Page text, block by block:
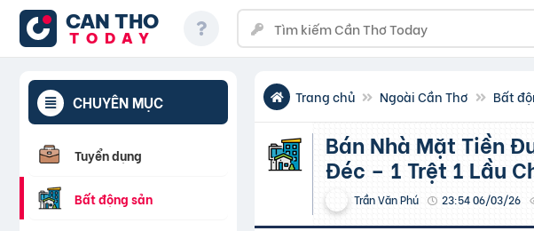
CAN THO
TODAY
CHUYÊN MỤC
Tuyển dụng
Bất động sản
Trang chủ Ngoài Cần Thơ Bất
Bán Nhà Mặt Tiền Đường Nguyễn Sinh Sắc, Phường Sa
Đéc – 1 Trệt 1 Lầu
Trần Văn Phú 23:54 06/03/26